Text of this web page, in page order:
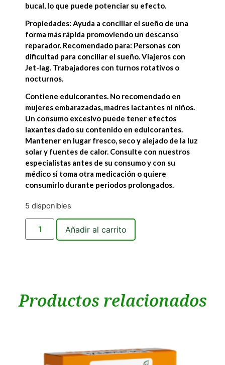
bucal, lo que puede potenciar su efecto.
Propiedades: Ayuda a conciliar el sueño de una
forma más rápida promoviendo un descanso
reparador. Recomendado para: Personas con
dificultad para conciliar el sueño. Viajeros con
Jet-lag. Trabajadores con turnos rotativos o
nocturnos.
Contiene edulcorantes. No recomendado en
mujeres embarazadas, madres lactantes ni niños.
Un consumo excesivo puede tener efectos
laxantes dado su contenido en edulcorantes.
Mantener en lugar fresco, seco y alejado de la luz
solar y fuentes de calor. Consulte con nuestros
especialistas antes de su consumo y con su
médico si toma otra medicación o quiere
consumirlo durante periodos prolongados.
5 disponibles
Añadir al carrito
Productos relacionados